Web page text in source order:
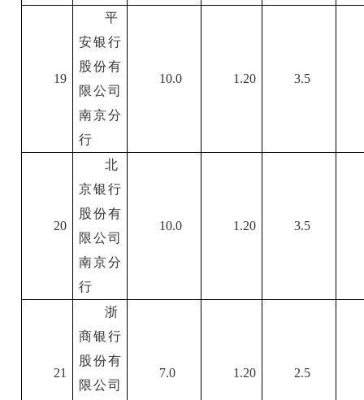
19
平
安银行
股份有
限公司
南京分
行
10.0 1.20 3.5
20
北
京银行
股份有
限公司
南京分
行
10.0 1.20 3.5
21
浙
商银行
股份有
限公司
7.0 1.20 2.5